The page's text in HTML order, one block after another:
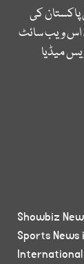
کی
اس ویب سائٹ
میڈیا
Showbiz
Sports News
International